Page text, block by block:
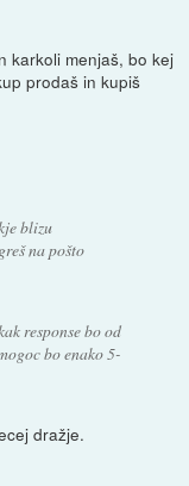
karkoli menjaš, bo kej
prodaš in kupiš
blizu
na pošto
response bo od
bo enako 5-
dražje.